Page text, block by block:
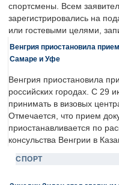
спортсмены. Всем
зарегистрировались на
или гостевыми целями,
Венгрия приостановила
Самаре и Уфе
Венгрия приостановила
российских городах. С 29
принимать в визовых
Отмечается, что прием
приостанавливается по
консульства Венгрии в
СПОРТ